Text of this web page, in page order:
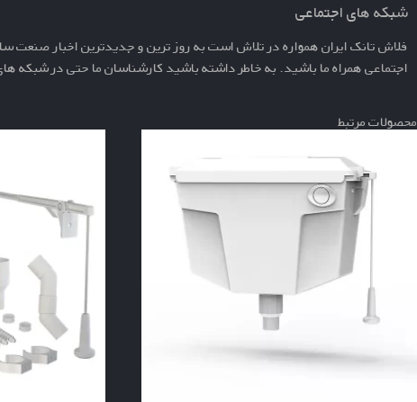
شبکه های اجتماعی
فلاش تانک ایران همواره در تلاش است به روز ترین و جدیدترین اخبار صنعت
اجتماعی همراه ما باشید. به خاطر داشته باشید کارشناسان ما حتی در شبکه
محصولات مرتبط